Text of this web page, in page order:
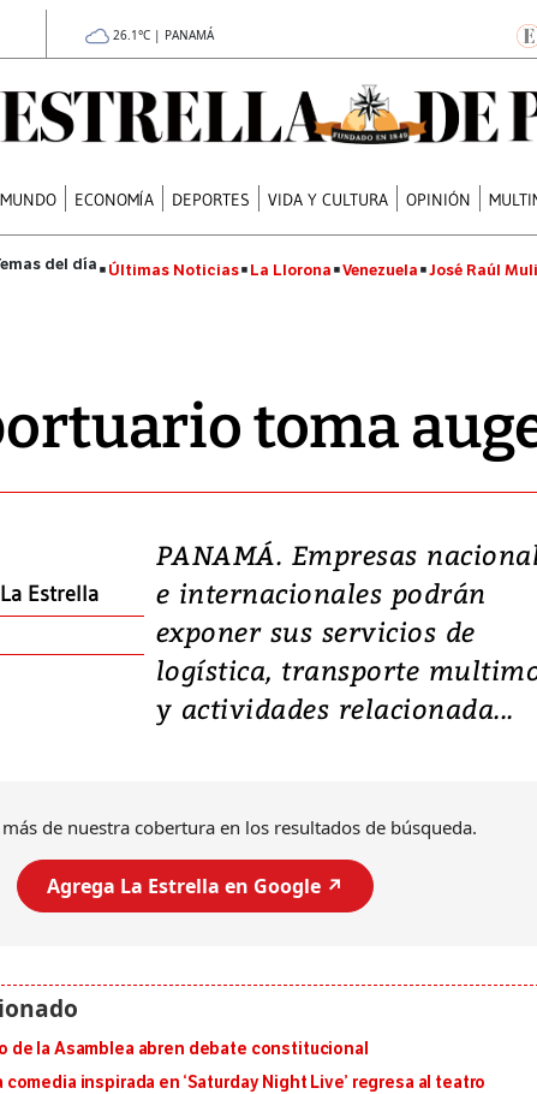
26.1°C | PANAMÁ
MUNDO ECONOMÍA DEPORTES VIDA Y CULTURA OPINIÓN
Últimas Noticias La Llorona Venezuela José Raúl
toma
Estrella
PANAMÁ. Empresas
e internacionales podrán
exponer sus servicios de
logística, transporte
y actividades relacionada...
de nuestra cobertura en los resultados de búsqueda.
Agrega La Estrella en Google ↗️
de la Asamblea abren debate constitucional
comedia inspirada en ‘Saturday Night Live’ regresa al teatro
Video: Lula lanza su
candidatura con
promesas de inversión
en defensa,
tierras raras
Entre recuerdos y escuetas
da Silva, oficializó este
candidatura...